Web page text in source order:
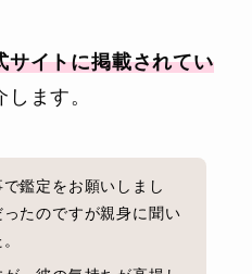
サイトに掲載されてい
ます。
鑑定をお願いしまし
たのですが親身に聞い